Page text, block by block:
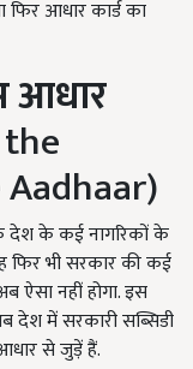
फिर आधार कार्ड का
आधार
देश के कई नागरिकों के
फिर भी सरकार की कई
ऐसा नहीं होगा. इस
देश में सरकारी सब्सिडी
से जुड़ें हैं.